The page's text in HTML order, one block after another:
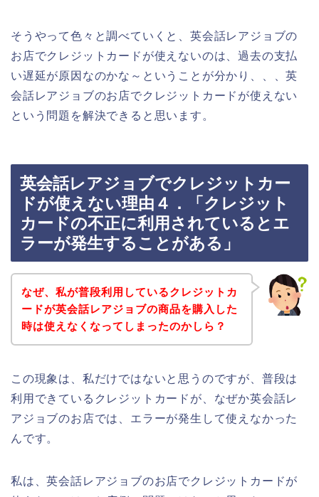
そうやって色々と調べていくと、英会話レアジョブの
お店でクレジットカードが使えないのは、過去の支払
い遅延が原因なのかな～ということが分かり、、、英
会話レアジョブのお店でクレジットカードが使えない
という問題を解決できると思います。
英会話レアジョブでクレジットカー
ドが使えない理由４．「クレジット
カードの不正に利用されているとエ
ラーが発生することがある」
なぜ、私が普段利用しているクレジットカ
ードが英会話レアジョブの商品を購入した
時は使えなくなってしまったのかしら？
この現象は、私だけではないと思うのですが、普段は
利用できているクレジットカードが、なぜか英会話レ
アジョブのお店では、エラーが発生して使えなかった
んです。
私は、英会話レアジョブのお店でクレジットカードが